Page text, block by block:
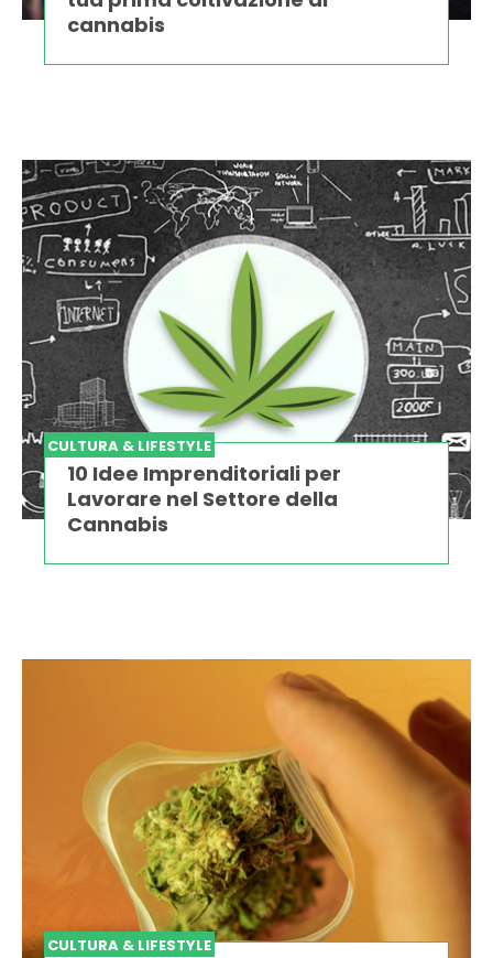
cannabis
CULTURA & LIFESTYLE
10 Idee Imprenditoriali per
Lavorare nel Settore della
Cannabis
CULTURA & LIFESTYLE